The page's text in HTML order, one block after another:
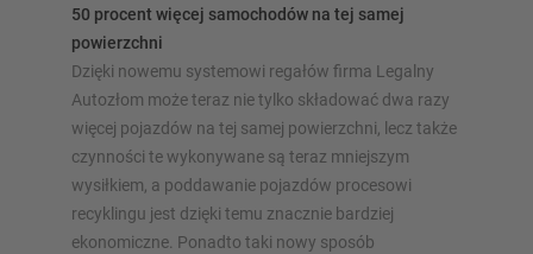
50 procent więcej samochodów na tej samej
powierzchni
Dzięki nowemu systemowi regałów firma Legalny
Autozłom może teraz nie tylko składować dwa razy
więcej pojazdów na tej samej powierzchni, lecz także
czynności te wykonywane są teraz mniejszym
wysiłkiem, a poddawanie pojazdów procesowi
recyklingu jest dzięki temu znacznie bardziej
ekonomiczne. Ponadto taki nowy sposób